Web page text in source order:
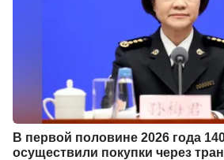
В первой половине 2026 года
осуществили покупки через